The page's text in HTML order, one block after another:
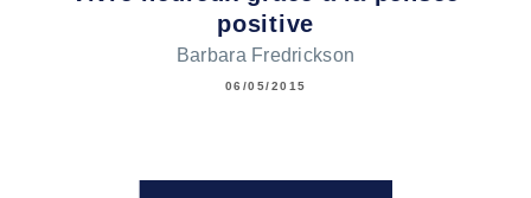
positive
Barbara Fredrickson
06/05/2015